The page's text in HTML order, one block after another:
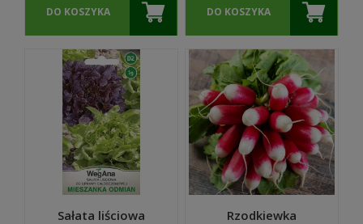
DO KOSZYKA DO KOSZYKA
Sałata liściowa
Rzodkiewka